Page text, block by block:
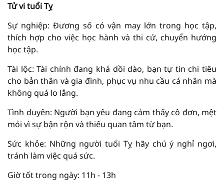
Tử vi tuổi Tỵ
Sự nghiệp: Đương số có vận may lớn trong học tập,
thích hợp cho việc học hành và thi cử, chuyển hướng
học tập.
Tài lộc: Tài chính đang khá dồi dào, bạn tự tin chi tiêu
cho bản thân và gia đình, phục vụ nhu cầu cá nhân mà
không quá lo lắng.
Tình duyên: Người bạn yêu đang cảm thấy cô đơn, mệt
mỏi vì sự bận rộn và thiếu quan tâm từ bạn.
Sức khỏe: Những người tuổi Tỵ hãy chú ý nghỉ ngơi,
tránh làm việc quá sức.
Giờ tốt trong ngày: 11h - 13h